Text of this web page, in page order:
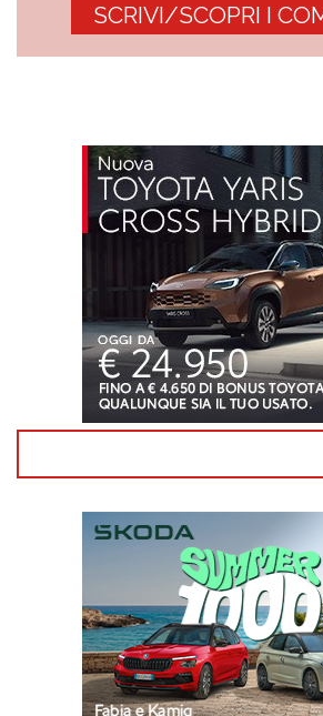
SCRIVI/SCOPRI I